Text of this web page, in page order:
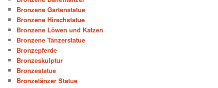
Bronzene Gartenstatue
Bronzene Hirschstatue
Bronzene Löwen und Katzen
Bronzene Tänzerstatue
Bronzepferde
Bronzeskulptur
Bronzestatue
Bronzetänzer Statue